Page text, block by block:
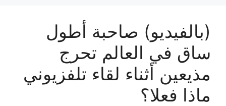
(بالفيديو) صاحبة أطول
ساق في العالم تحرج
مذيعين أثناء لقاء تلفزيوني
ماذا فعلا؟